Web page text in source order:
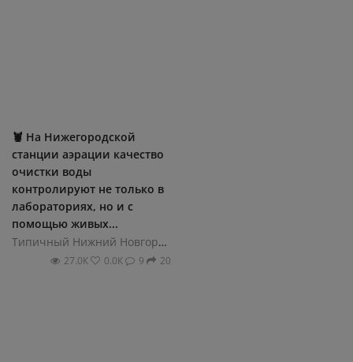
🦞 На Нижегородской
станции аэрации качество
очистки воды
контролируют не только в
лабораториях, но и с
помощью живых...
Типичный Нижний Новгород
27.0К 0.0К 9 20